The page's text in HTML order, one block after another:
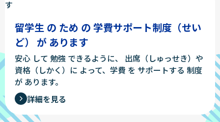
留学生 の ため の 学費サポート制度（せい
ど） が あります
安心 して 勉強 できるように、
出席（しゅっせき）や
資格（しかく）に よって、学費 を サポートする 制度
が あります。
詳細を見る